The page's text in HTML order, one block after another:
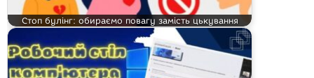
Стоп булінг: обираємо повагу замість цькування